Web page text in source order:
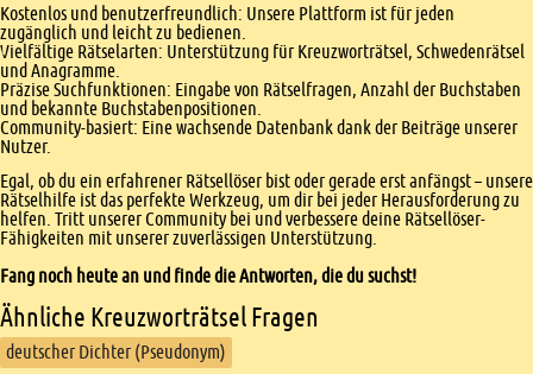
Kostenlos und benutzerfreundlich: Unsere Plattform ist für jeden
zugänglich und leicht zu bedienen.
Vielfältige Rätselarten: Unterstützung für Kreuzworträtsel, Schwedenrätsel
und Anagramme.
Präzise Suchfunktionen: Eingabe von Rätselfragen, Anzahl der Buchstaben
und bekannte Buchstabenpositionen.
Community-basiert: Eine wachsende Datenbank dank der Beiträge unserer
Nutzer.
Egal, ob du ein erfahrener Rätsellöser bist oder gerade erst anfängst – unsere
Rätselhilfe ist das perfekte Werkzeug, um dir bei jeder Herausforderung zu
helfen. Tritt unserer Community bei und verbessere deine Rätsellöser-
Fähigkeiten mit unserer zuverlässigen Unterstützung.
Fang noch heute an und finde die Antworten, die du suchst!
Ähnliche Kreuzworträtsel Fragen
deutscher Dichter (Pseudonym)